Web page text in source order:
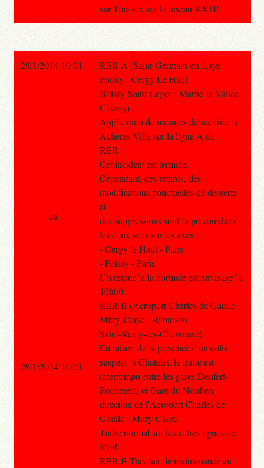
sur Travaux sur le reseau RATP.
29/1/2014 10:01
RER A (Saint-Germain-en-Laye -
Poissy - Cergy Le Haut-
Boissy-Saint-Leger - Marne-la-Vallee -
Chessy) :
Application de mesures de securite `a
Acheres Ville sur la ligne A du
RER.
Cet incident est termine.
Cependant, des retards, des
modifications ponctuelles de desserte
et
des suppressions sont `a prevoir dans
les deux sens sur les axes :
- Cergy le Haut - Paris
- Poissy - Paris
Un retour `a la normale est envisage `a
10h00.
RER B (Aeroport Charles de Gaulle -
Mitry-Claye - Robinson -
Saint-Remy-les-Chevreuse) :
En raison de la presence d'un colis
suspect `a Chatelet, le trafic est
interrompu entre les gares Denfert-
Rochereau et Gare du Nord en
direction de l'Aeroport Charles de
Gaulle - Mitry-Claye.
Trafic normal sur les autres lignes de
RER.
RER B Travaux de maintenance en
au
29/1/2014 10:01